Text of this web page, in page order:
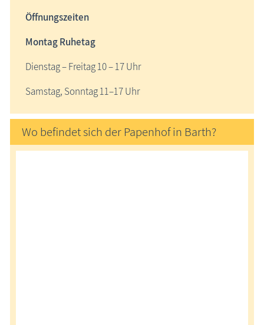
Öffnungszeiten
Montag Ruhetag
Dienstag – Freitag 10 – 17 Uhr
Samstag, Sonntag 11–17 Uhr
Wo befindet sich der Papenhof in Barth?